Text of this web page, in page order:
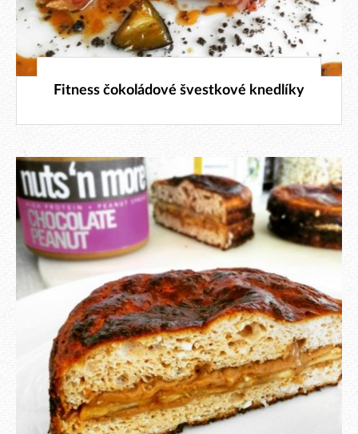
24. 9. 2015
Fitness čokoládové švestkové knedlíky